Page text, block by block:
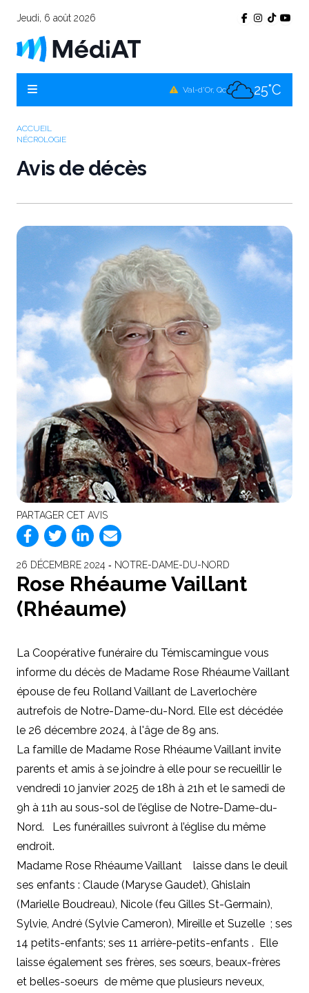
Jeudi, 6 août 2026
Val-d'Or, Qc 25°C
ACCUEIL
NÉCROLOGIE
Avis de décès
PARTAGER CET AVIS
26 DÉCEMBRE 2024 ‐ NOTRE-DAME-DU-NORD
Rose Rhéaume Vaillant
(Rhéaume)
La Coopérative funéraire du Témiscamingue vous
informe du décès de Madame Rose Rhéaume Vaillant
épouse de feu Rolland Vaillant de Laverlochère
autrefois de Notre-Dame-du-Nord. Elle est décédée
le 26 décembre 2024, à l'âge de 89 ans.
La famille de Madame Rose Rhéaume Vaillant invite
parents et amis à se joindre à elle pour se recueillir le
vendredi 10 janvier 2025 de 18h à 21h et le samedi de
9h à 11h au sous-sol de l’église de Notre-Dame-du-
Nord. Les funérailles suivront à l’église du même
endroit.
Madame Rose Rhéaume Vaillant laisse dans le deuil
ses enfants : Claude (Maryse Gaudet), Ghislain
(Marielle Boudreau), Nicole (feu Gilles St-Germain),
Sylvie, André (Sylvie Cameron), Mireille et Suzelle ; ses
14 petits-enfants; ses 11 arrière-petits-enfants . Elle
laisse également ses frères, ses sœurs, beaux-frères
et belles-soeurs de même que plusieurs neveux,